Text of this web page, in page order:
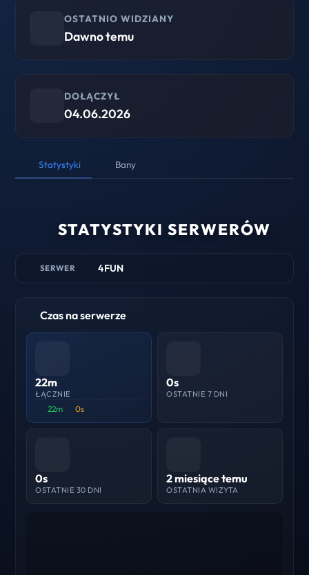
OSTATNIO WIDZIANY
Dawno temu
DOŁĄCZYŁ
04.06.2026
Statystyki Bany
STATYSTYKI SERWERÓW
SERWER 4FUN
Czas na serwerze
22m
ŁĄCZNIE
22m 0s
0s
OSTATNIE 7 DNI
0s
OSTATNIE 30 DNI
2 miesiące temu
OSTATNIA WIZYTA